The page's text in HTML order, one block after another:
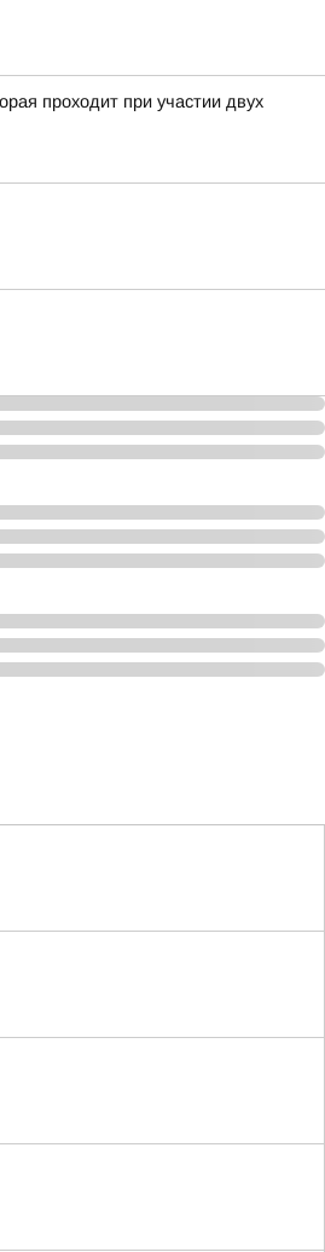
проходит при участии двух